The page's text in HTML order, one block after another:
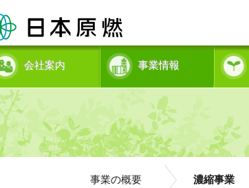
会社案内 事業情報
事業の概要 濃縮事業